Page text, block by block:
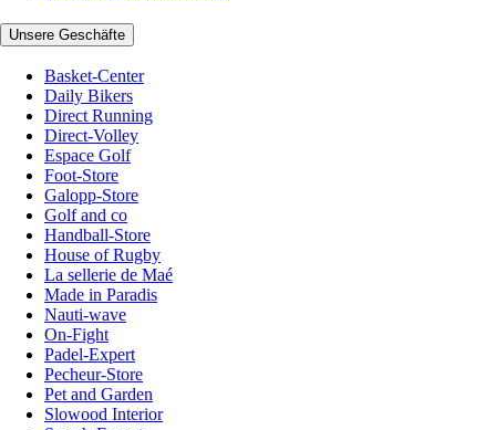
Unsere Geschäfte
Basket-Center
Daily Bikers
Direct Running
Direct-Volley
Espace Golf
Foot-Store
Galopp-Store
Golf and co
Handball-Store
House of Rugby
La sellerie de Maé
Made in Paradis
Nauti-wave
On-Fight
Padel-Expert
Pecheur-Store
Pet and Garden
Slowood Interior